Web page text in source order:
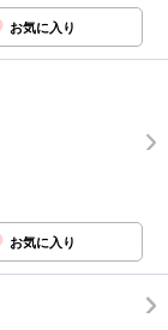
お気に入り
お気に入り